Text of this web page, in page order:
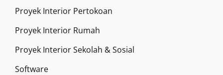
Proyek Interior Pertokoan
Proyek Interior Rumah
Proyek Interior Sekolah & Sosial
Software